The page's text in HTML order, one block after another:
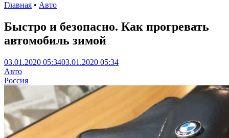
Главная • Авто
Быстро и безопасно. Как прогревать
автомобиль зимой
03.01.2020 05:3403.01.2020 05:34
Авто
Россия